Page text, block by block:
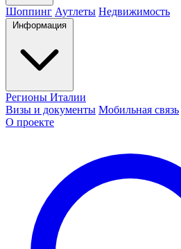
Шоппинг Аутлеты Недвижимость
Информация
Регионы Италии
Визы и документы Мобильная связь
О проекте